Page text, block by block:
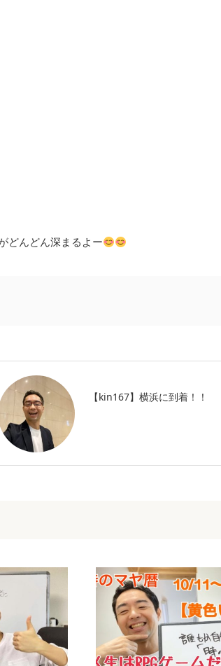
どんどん深まるよー
【kin167】横浜に到着！！